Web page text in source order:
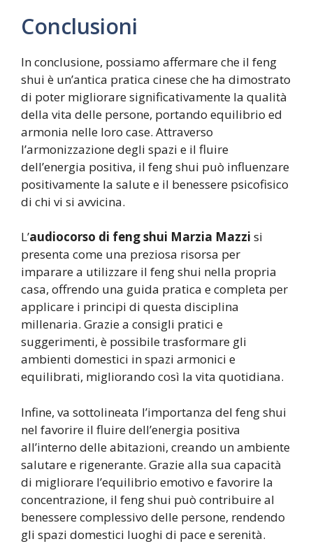
Conclusioni
In conclusione, possiamo affermare che il feng
shui è un’antica pratica cinese che ha dimostrato
di poter migliorare significativamente la qualità
della vita delle persone, portando equilibrio ed
armonia nelle loro case. Attraverso
l’armonizzazione degli spazi e il fluire
dell’energia positiva, il feng shui può influenzare
positivamente la salute e il benessere psicofisico
di chi vi si avvicina.
L’audiocorso di feng shui Marzia Mazzi si
presenta come una preziosa risorsa per
imparare a utilizzare il feng shui nella propria
casa, offrendo una guida pratica e completa per
applicare i principi di questa disciplina
millenaria. Grazie a consigli pratici e
suggerimenti, è possibile trasformare gli
ambienti domestici in spazi armonici e
equilibrati, migliorando così la vita quotidiana.
Infine, va sottolineata l’importanza del feng shui
nel favorire il fluire dell’energia positiva
all’interno delle abitazioni, creando un ambiente
salutare e rigenerante. Grazie alla sua capacità
di migliorare l’equilibrio emotivo e favorire la
concentrazione, il feng shui può contribuire al
benessere complessivo delle persone, rendendo
gli spazi domestici luoghi di pace e serenità.